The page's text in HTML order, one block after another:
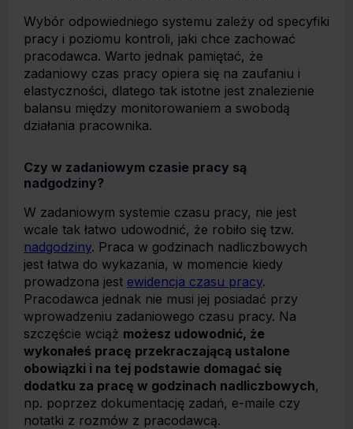
Wybór odpowiedniego systemu zależy od specyfiki
pracy i poziomu kontroli, jaki chce zachować
pracodawca. Warto jednak pamiętać, że
zadaniowy czas pracy opiera się na zaufaniu i
elastyczności, dlatego tak istotne jest znalezienie
balansu między monitorowaniem a swobodą
działania pracownika.
Czy w zadaniowym czasie pracy są
nadgodziny?
W zadaniowym systemie czasu pracy, nie jest
wcale tak łatwo udowodnić, że robiło się tzw.
nadgodziny. Praca w godzinach nadliczbowych
jest łatwa do wykazania, w momencie kiedy
prowadzona jest ewidencja czasu pracy.
Pracodawca jednak nie musi jej posiadać przy
wprowadzeniu zadaniowego czasu pracy. Na
szczęście wciąż możesz udowodnić, że
wykonałeś pracę przekraczającą ustalone
obowiązki i na tej podstawie domagać się
dodatku za pracę w godzinach nadliczbowych,
np. poprzez dokumentację zadań, e-maile czy
notatki z rozmów z pracodawcą.